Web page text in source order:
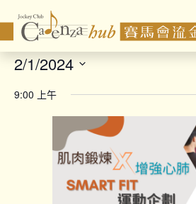
2/1/2024
date.
9:00 上午